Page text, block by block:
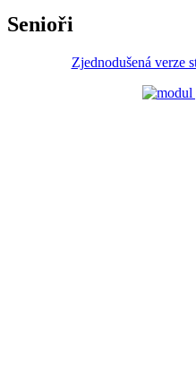
Senioři
Zjednodušená verze